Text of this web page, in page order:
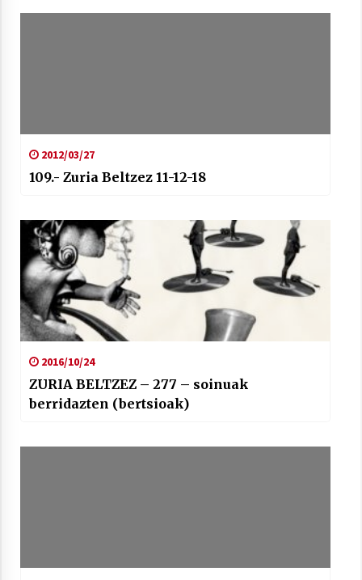
2012/03/27
109.- Zuria Beltzez 11-12-18
2016/10/24
ZURIA BELTZEZ – 277 – soinuak
berridazten (bertsioak)